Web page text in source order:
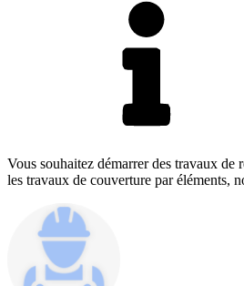
Vous souhaitez démarrer des travaux de
les travaux de couverture par éléments,